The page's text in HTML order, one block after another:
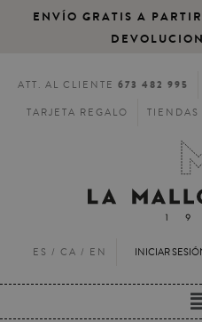
ENVÍO GRATIS A
ATT. AL CLIENTE 673 482 995
TARJETA REGALO TIENDAS
ES / CA / EN INICIAR